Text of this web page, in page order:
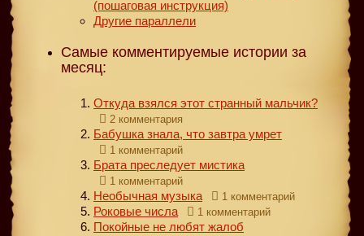
(пошаговая инструкция)
Другие параллели
Самые комментируемые истории за
месяц:
Откуда взялся этот странный мальчик?
2 комментария
Бабушка знала, что завтра умрет
1 комментарий
Брата преследует мистика
1 комментарий
Необычная музыка 1 комментарий
Роковые числа 1 комментарий
Покойные не любят жалоб